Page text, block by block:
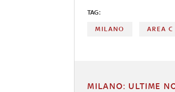
TAG:
MILANO AREA C
MILANO: ULTIME